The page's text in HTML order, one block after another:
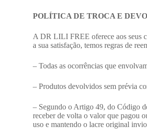
POLÍTICA DE TROCA E
A DR LILI FREE oferece aos seus
a sua satisfação, temos regras de
– Todas as ocorrências que
– Produtos devolvidos sem prévia
– Segundo o Artigo 49, do Código
receber de volta o valor que pagou
uso e mantendo o lacre original